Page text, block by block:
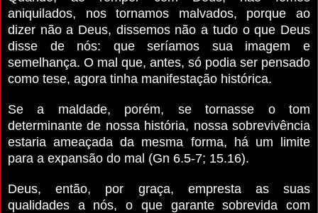
aniquilados, nos tornamos malvados, porque ao
dizer não a Deus, dissemos não a tudo o que Deus
disse de nós: que seríamos sua imagem e
semelhança. O mal que, antes, só podia ser pensado
como tese, agora tinha manifestação histórica.
Se a maldade, porém, se tornasse o tom
determinante de nossa história, nossa sobrevivência
estaria ameaçada da mesma forma, há um limite
para a expansão do mal (Gn 6.5-7; 15.16).
Deus, então, por graça, empresta as suas
qualidades a nós, o que garante sobrevida com